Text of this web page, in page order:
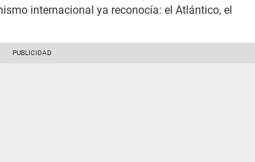
internacional ya reconocía: el Atlántico, el